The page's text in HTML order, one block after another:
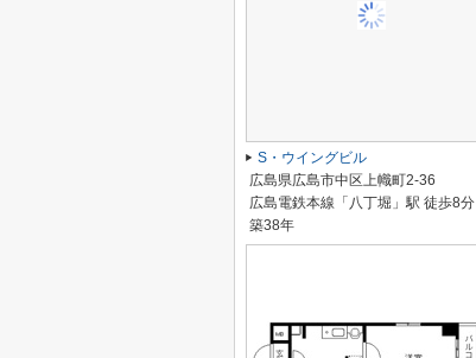
S・ウイングビル
広島県広島市中区上幟町2-36
広島電鉄本線「八丁堀」駅 徒歩8分
築38年